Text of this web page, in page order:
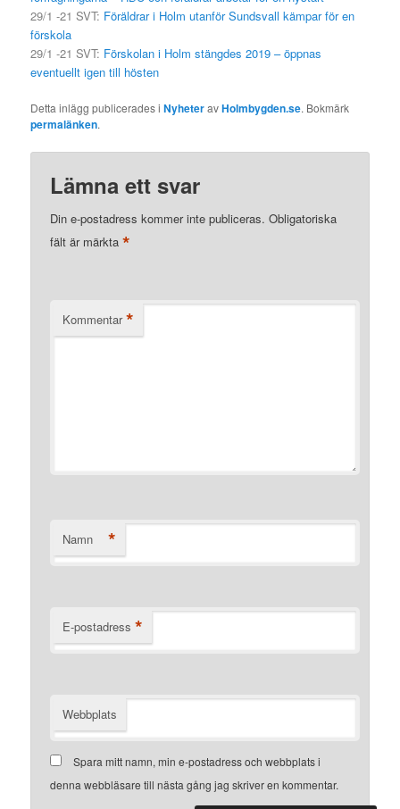
29/1 -21 SVT: Föräldrar i Holm utanför Sundsvall kämpar för en
förskola
29/1 -21 SVT: Förskolan i Holm stängdes 2019 – öppnas
eventuellt igen till hösten
Detta inlägg publicerades iNyheteravHolmbygden.se. Bokmärk
permalänken.
Lämna ett svar
Din e-postadress kommer inte publiceras. Obligatoriska
fält är märkta*
Kommentar *
Namn *
E-postadress *
Webbplats
Spara mitt namn, min e-postadress och webbplats i
denna webbläsare till nästa gång jag skriver en kommentar.